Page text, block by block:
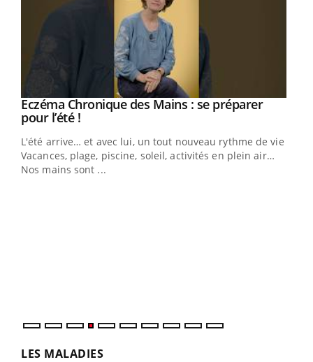
Youtube
Eczéma Chronique des Mains : se préparer
pour l’été !Youtube
L'été arrive… et avec lui, un tout nouveau rythme de vie !
Vacances, plage, piscine, soleil, activités en plein air…
Nos mains sont ...
LES MALADIES